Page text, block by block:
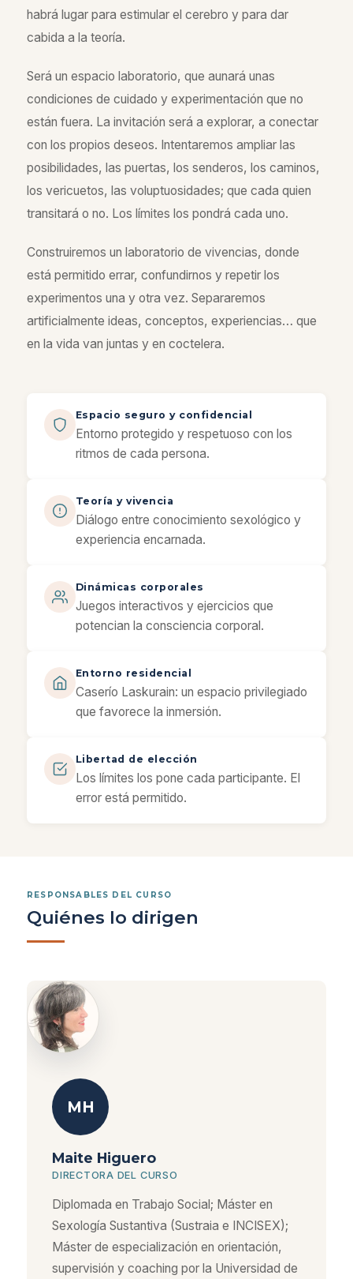
habrá lugar para estimular el cerebro y para dar
cabida a la teoría.
Será un espacio laboratorio, que aunará unas
condiciones de cuidado y experimentación que no
están fuera. La invitación será a explorar, a conectar
con los propios deseos. Intentaremos ampliar las
posibilidades, las puertas, los senderos, los caminos,
los vericuetos, las voluptuosidades; que cada quien
transitará o no. Los límites los pondrá cada uno.
Construiremos un laboratorio de vivencias, donde
está permitido errar, confundirnos y repetir los
experimentos una y otra vez. Separaremos
artificialmente ideas, conceptos, experiencias… que
en la vida van juntas y en coctelera.
Espacio seguro y confidencial
Entorno protegido y respetuoso con los
ritmos de cada persona.
Teoría y vivencia
Diálogo entre conocimiento sexológico y
experiencia encarnada.
Dinámicas corporales
Juegos interactivos y ejercicios que
potencian la consciencia corporal.
Entorno residencial
Caserío Laskurain: un espacio privilegiado
que favorece la inmersión.
Libertad de elección
Los límites los pone cada participante. El
error está permitido.
RESPONSABLES DEL CURSO
Quiénes lo dirigen
MH
Maite Higuero
DIRECTORA DEL CURSO
Diplomada en Trabajo Social; Máster en
Sexología Sustantiva (Sustraia e INCISEX);
Máster de especialización en orientación,
supervisión y coaching por la Universidad de